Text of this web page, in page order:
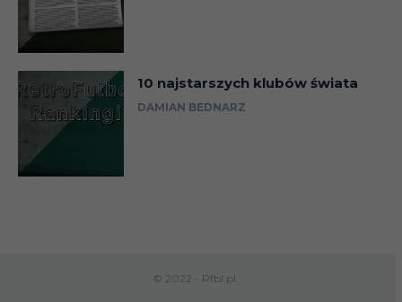
10 najstarszych klubów świata
DAMIAN BEDNARZ
© 2022 - Rfbl.pl